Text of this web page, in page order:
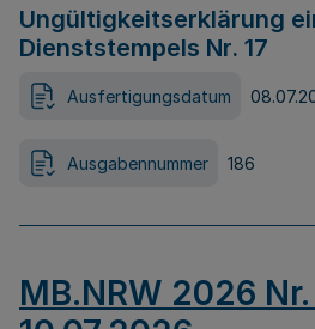
Ungültigkeitserklärung
Dienststempels Nr. 17
Ausfertigungsdatum
Ausgabennummer 186
MB.NRW 2026